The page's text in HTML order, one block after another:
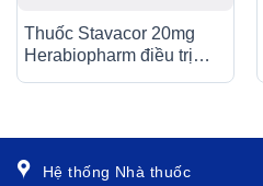
Thuốc Stavacor 20mg
Herabiopharm điều trị
Hệ thống Nhà thuốc